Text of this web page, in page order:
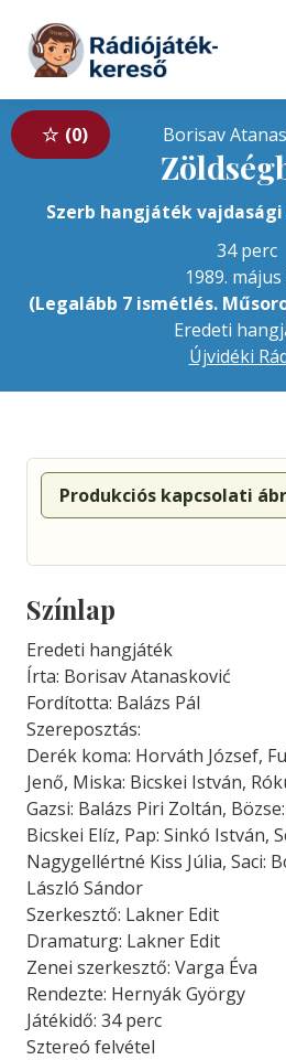
Tovább a tartalomhoz
0 Borisav
Szerb hangjáték
34 perc
1989. május
(Legalább 7 ismétlés.
Eredeti
Újvidéki
Produkciós kapcsolati
Színlap
Eredeti hangjáték
Írta: Borisav Atanasković
Fordította: Balázs Pál
Szereposztás:
Derék koma: Horváth József,
Jenő, Miska: Bicskei István,
Gazsi: Balázs Piri Zoltán,
Bicskei Elíz, Pap: Sinkó István,
Nagygellértné Kiss Júlia, Saci:
László Sándor
Szerkesztő: Lakner Edit
Dramaturg: Lakner Edit
Zenei szerkesztő: Varga Éva
Rendezte: Hernyák György
Játékidő: 34 perc
Sztereó felvétel